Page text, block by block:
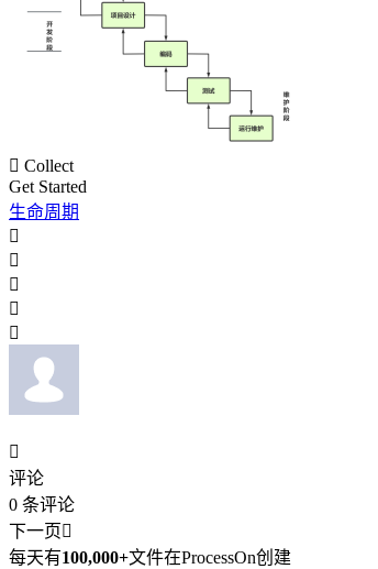
 Collect
Get Started
生命周期






评论
0 条评论
下一页
每天有100,000+文件在ProcessOn创建